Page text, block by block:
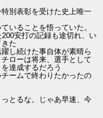
別表彰を受けた史上唯一
いることを悟っていた。
安打の記録も途切れ、い
た
し続けた事自体が素晴ら
ローは将来、選手として
達成するだろう
ームで終わりたかったの
とるな。じゃあ早速、今